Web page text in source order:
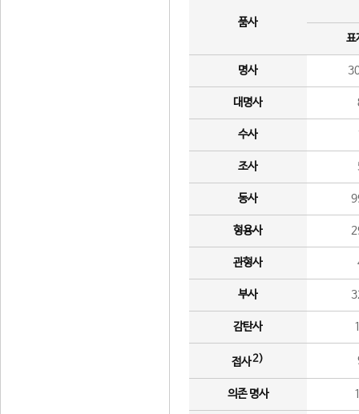
품사
표
명사
대명사
수사
조사
동사
형용사
관형사
부사
감탄사
접사2)
의존 명사